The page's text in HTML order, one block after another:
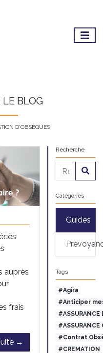
BLOG
D'OBSÈQUES
auprès
frais
→
Recherche
Catégories
Guides
Tags
#Agira
#Anticiper
#ASSURANCE
#ASSURANCE
#Contrat
#CREMATION